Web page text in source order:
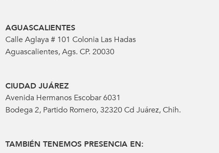
AGUASCALIENTES
Calle Aglaya # 101 Colonia Las Hadas
Aguascalientes, Ags. CP. 20030
CIUDAD JUÁREZ
Avenida Hermanos Escobar 6031
Bodega 2, Partido Romero, 32320 Cd Juárez, Chih.
TAMBIÉN TENEMOS PRESENCIA EN: